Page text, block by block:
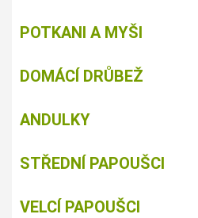
POTKANI A MYŠI
DOMÁCÍ DRŮBEŽ
ANDULKY
STŘEDNÍ PAPOUŠCI
VELCÍ PAPOUŠCI